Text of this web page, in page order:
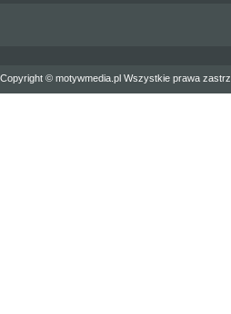
Copyright © motywmedia.pl Wszystkie prawa